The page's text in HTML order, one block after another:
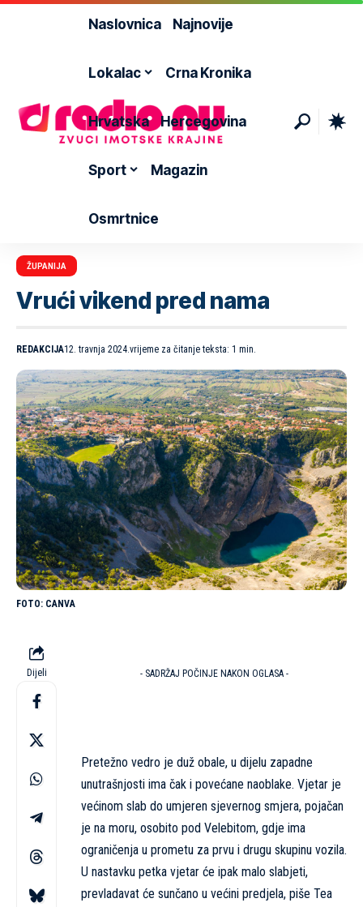
Naslovnica Najnovije
Lokalac Crna Kronika
Hrvatska Hercegovina
Sport Magazin
Osmrtnice
ŽUPANIJA
Vrući vikend pred nama
REDAKCIJA12. travnja 2024.vrijeme za čitanje teksta: 1 min.
CANVA
Dijeli - SADRŽAJ POČINJE NAKON OGLASA -
Pretežno vedro je duž obale, u dijelu zapadne
unutrašnjosti ima čak i povećane naoblake. Vjetar je
većinom slab do umjeren sjevernog smjera, pojačan
je na moru, osobito pod Velebitom, gdje ima
ograničenja u prometu za prvu i drugu skupinu vozila.
U nastavku petka vjetar će ipak malo slabjeti,
prevladavat će sunčano u većini predjela, piše Tea